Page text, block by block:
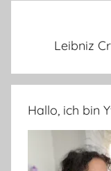
Leibniz
Hallo, ich bin